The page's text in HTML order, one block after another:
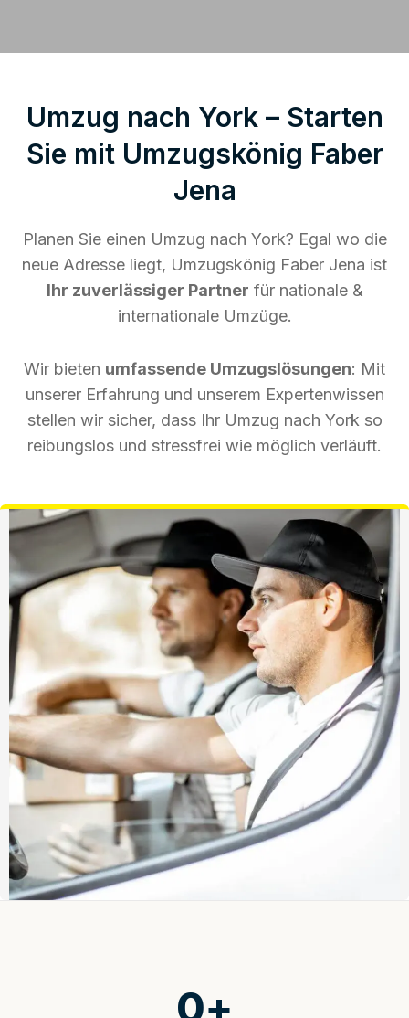
Umzug nach York – Starten
Sie mit Umzugskönig Faber
Jena
Planen Sie einen Umzug nach York? Egal wo die
neue Adresse liegt, Umzugskönig Faber Jena ist
Ihr zuverlässiger Partner für nationale &
internationale Umzüge.
Wir bieten umfassende Umzugslösungen: Mit
unserer Erfahrung und unserem Expertenwissen
stellen wir sicher, dass Ihr Umzug nach York so
reibungslos und stressfrei wie möglich verläuft.
0+